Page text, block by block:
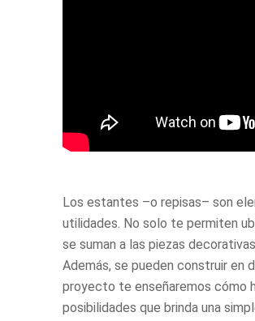
Los estantes –o repisas– son
utilidades. No solo te permiten
se suman a las piezas
Además, se pueden construir en
proyecto te enseñaremos cómo
posibilidades que brinda una